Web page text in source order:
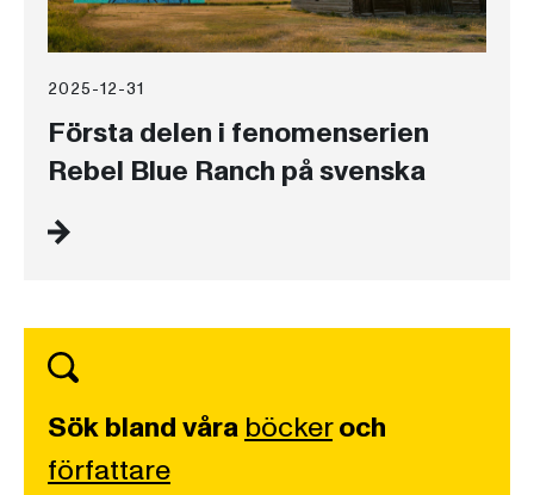
2025-12-31
Första delen i fenomenserien
Rebel Blue Ranch på svenska
Sök bland våra böckeroch
författare